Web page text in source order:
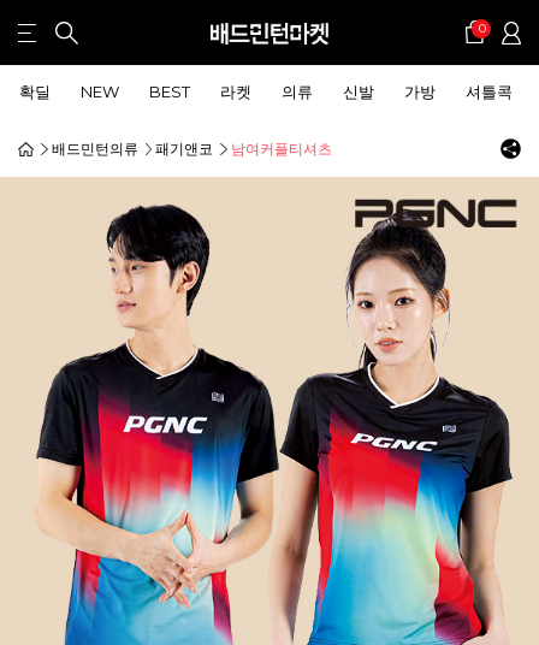
0
확딜 NEW BEST 라켓 의류 신발 가방 셔틀콕
배드민턴의류 패기앤코 남여커플티셔츠